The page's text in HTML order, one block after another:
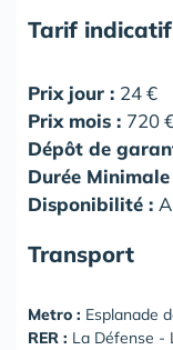
Tarif indicatif
Prix jour : 24 €
Prix mois : 720
Dépôt de
Durée Minimale
Disponibilité :
Transport
Metro : Esplanade
RER : La Défense -